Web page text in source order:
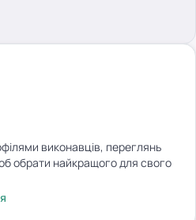
виконавців, переглянь
обрати найкращого для свого